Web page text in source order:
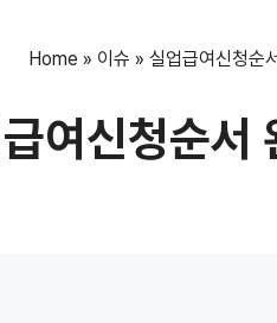
Home » 이슈 » 실업급여신청순
여신청순서